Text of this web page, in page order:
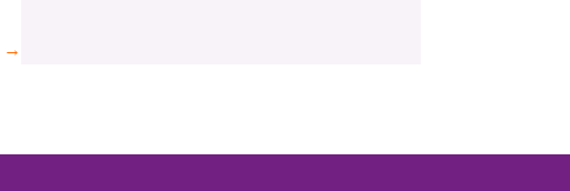
→